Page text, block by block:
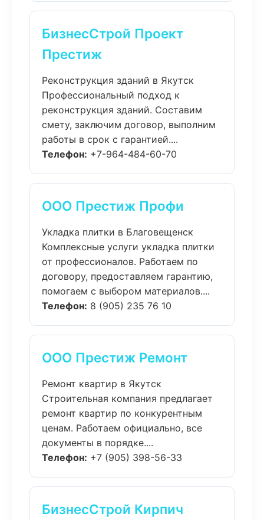
БизнесСтрой Проект
Престиж
Реконструкция зданий в Якутск
Профессиональный подход к
реконструкция зданий. Составим
смету, заключим договор, выполним
работы в срок с гарантией....
Телефон: +7-964-484-60-70
ООО Престиж Профи
Укладка плитки в Благовещенск
Комплексные услуги укладка плитки
от профессионалов. Работаем по
договору, предоставляем гарантию,
помогаем с выбором материалов....
Телефон: 8 (905) 235 76 10
ООО Престиж Ремонт
Ремонт квартир в Якутск
Строительная компания предлагает
ремонт квартир по конкурентным
ценам. Работаем официально, все
документы в порядке....
Телефон: +7 (905) 398-56-33
БизнесСтрой Кирпич